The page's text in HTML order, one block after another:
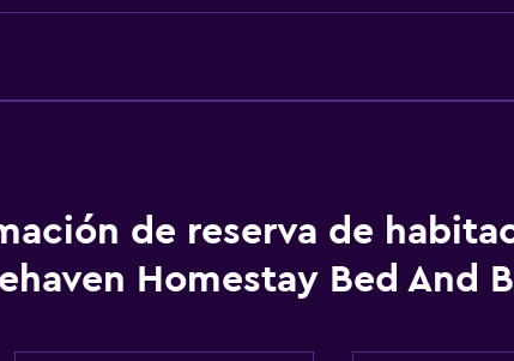
Salud y seguridad
de reserva de
Homestay Bed And